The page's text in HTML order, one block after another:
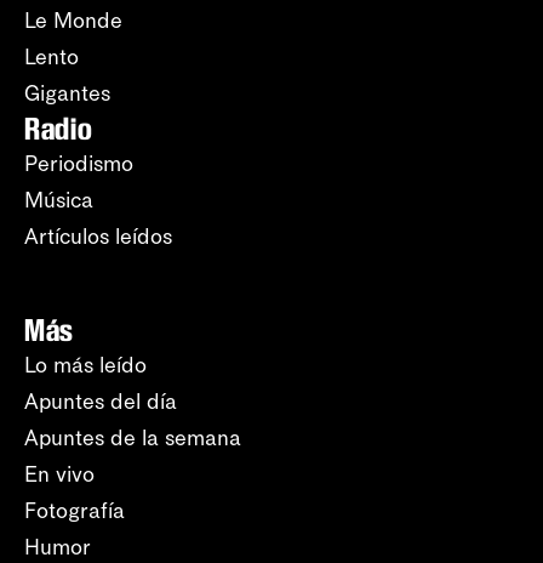
Le Monde
Lento
Gigantes
Radio
Periodismo
Música
Artículos leídos
Más
Lo más leído
Apuntes del día
Apuntes de la semana
En vivo
Fotografía
Humor